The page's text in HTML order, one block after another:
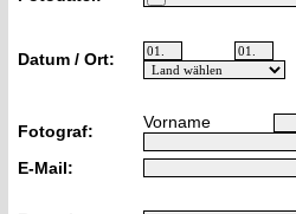
Datum / Ort:
Fotograf: Vorname
E-Mail: